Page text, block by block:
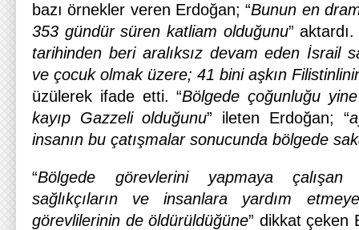
bazı örnekler veren Erdoğan; “Bunun en
353 gündür süren katliam olduğunu”
tarihinden beri aralıksız devam eden İsrail
ve çocuk olmak üzere; 41 bini aşkın
üzülerek ifade etti. “Bölgede çoğunluğu
kayıp Gazzeli olduğunu” ileten Erdoğan; “
insanın bu çatışmalar sonucunda bölgede
“Bölgede görevlerini yapmaya çalışan
sağlıkçıların ve insanlara yardım
görevlilerinin de öldürüldüğüne” dikkat çeken